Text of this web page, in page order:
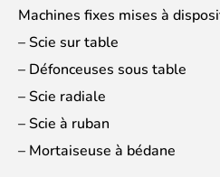
Machines fixes mises à
– Scie sur table
– Défonceuses sous table
– Scie radiale
– Scie à ruban
– Mortaiseuse à bédane